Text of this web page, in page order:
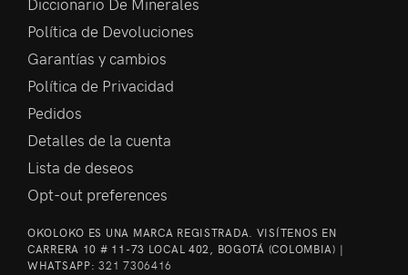
Política de Devoluciones
Garantías y cambios
Política de Privacidad
Pedidos
Detalles de la cuenta
Lista de deseos
Opt-out preferences
OKOLOKO ES UNA MARCA REGISTRADA. VISÍTENOS EN
CARRERA 10 # 11-73 LOCAL 402, BOGOTÁ (COLOMBIA) |
WHATSAPP:321 7306416